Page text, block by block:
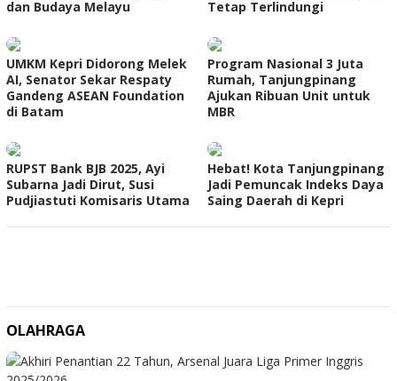
dan Budaya Melayu
Tetap Terlindungi
UMKM Kepri Didorong Melek
AI, Senator Sekar Respaty
Gandeng ASEAN Foundation
di Batam
Program Nasional 3 Juta
Rumah, Tanjungpinang
Ajukan Ribuan Unit untuk
MBR
RUPST Bank BJB 2025, Ayi
Subarna Jadi Dirut, Susi
Pudjiastuti Komisaris Utama
Hebat! Kota Tanjungpinang
Jadi Pemuncak Indeks Daya
Saing Daerah di Kepri
OLAHRAGA